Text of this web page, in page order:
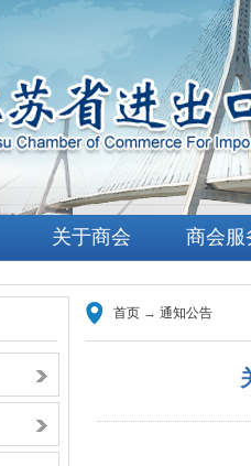
关于商会 商会服
首页 → 通知公告